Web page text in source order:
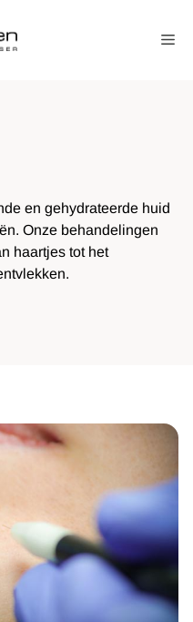
en gehydrateerde huid
Onze behandelingen
haartjes tot het